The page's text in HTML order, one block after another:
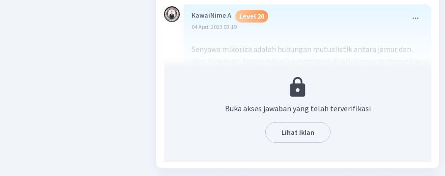
KawaiNime A Level 20
04 April 2023 03:19
Senyawa mikoriza adalah hubungan mutualistik antara jamur dan
dijangkau oleh akar tanaman. Di sisi lain, akar tanaman memberikan
karbohidrat yang dihasilkan dari fotosintesis kepada jamur mikoriza.
Senyawa mikoriza dapat meningkatkan produktivitas tanaman dan
meningkatkan kualitas tanah. Ada dua jenis senyawa mikoriza yaitu
mikoriza endomikoriza dan eksomikoriza.
Buka akses jawaban yang telah terverifikasi
Lihat Iklan